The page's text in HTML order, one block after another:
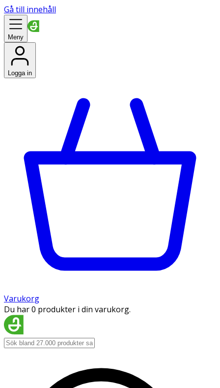
Gå till innehåll
Meny
Logga in
Varukorg
Du har 0 produkter i din varukorg.